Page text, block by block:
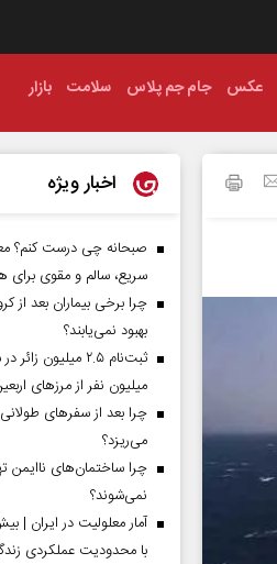
عکس جام جم پلاس سلامت بازار
اخبار ویژه
سریع، سالم و مقوی برای
چرا برخی بیماران بعد از
بهبود نمی‌یابند؟
میلیون نفر از مرز‌های
چرا بعد از سفرهای
می‌ریزد؟
چرا ساختمان‌های ناایمن
نمی‌شوند؟
با محدودیت عملکردی